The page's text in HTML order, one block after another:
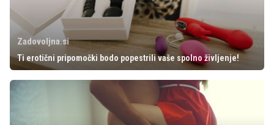
Zadovoljna.si
Ti erotični pripomočki bodo popestrili vaše spolno življenje!